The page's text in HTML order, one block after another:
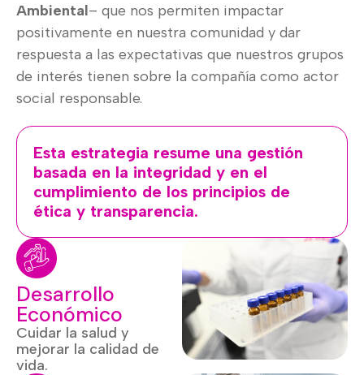
Ambiental– que nos permiten impactar
positivamente en nuestra comunidad y dar
respuesta a las expectativas que nuestros grupos
de interés tienen sobre la compañía como actor
social responsable.
Esta estrategia resume una gestión
basada en la integridad y en el
cumplimiento de los principios de
ética y transparencia.
Desarrollo
Económico
Cuidar la salud y
mejorar la calidad de
vida.